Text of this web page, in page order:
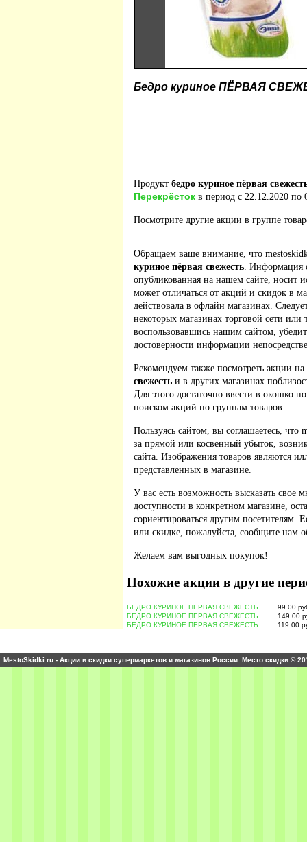
Бедро куриное ПЁРВАЯ
Продукт бедро куриное пёрвая
Перекрёсток в период с 22.12.2020 по
Посмотрите другие акции в группе
Обращаем ваше внимание, что
куриное пёрвая свежесть. Информация
опубликованная на нашем сайте, носит
может отличаться от акций и скидок в
действовала в офлайн магазинах.
некоторых магазинах торговой сети
воспользовавшись нашим сайтом,
достоверности информации
Рекомендуем также посмотреть акции
свежесть и в других магазинах
Для этого достаточно ввести в окошко
поиском акций по группам товаров.
Пользуясь сайтом, вы соглашаетесь, что
за прямой или косвенный убыток,
сайта. Изображения товаров являются
представленных в магазине.
У вас есть возможность высказать свое
доступности в конкретном магазине,
сориентироваться другим
или скидке, пожалуйста, сообщите нам
Желаем вам выгодных покупок!
Похожие акции в другие
БЕДРО КУРИНОЕ ПЕРВАЯ СВЕЖЕСТЬ
99.00
БЕДРО КУРИНОЕ ПЕРВАЯ СВЕЖЕСТЬ
149.00
БЕДРО КУРИНОЕ ПЕРВАЯ СВЕЖЕСТЬ
119.00
MestoSkidki.ru - Акции и скидки супермаркетов и магазинов России. Место скидки ©